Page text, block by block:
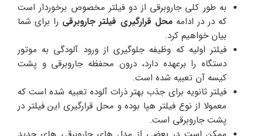
به طور کلی جاروبرقی از دو فیلتر مخصوص برخوردار است
که در در ادامهمحل قرارگیری فیلتر جاروبرقی را برای شما
بیان خواهیم کرد.
فیلتر اولیه که وظیفه جلوگیری از ورود آلودگی به موتور
دستگاه را برعهده دارد، درون محفظه جاروبرقی و پشت
کیسه آن تعبیه شده است.
فیلتر ثانویه برای جذب بهتر ذرات آلوده تعبیه شده است که
معمولا از نوع فیلتر هپا بوده و محل قرارگیری این فیلتر در
پشت جاروبرقی است.